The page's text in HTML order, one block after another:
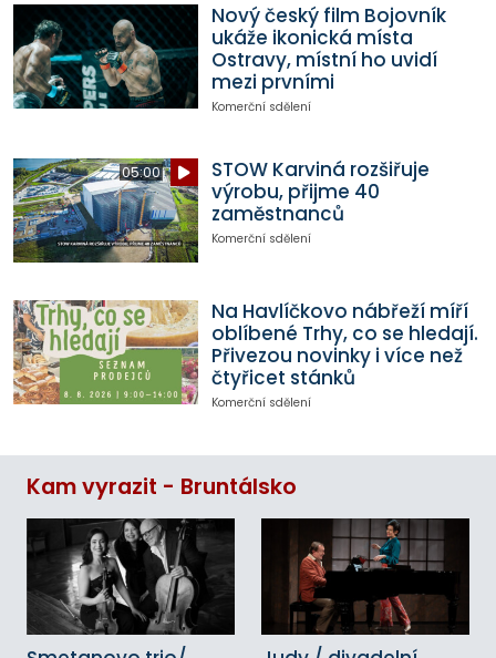
Nový český film Bojovník
ukáže ikonická místa
Ostravy, místní ho uvidí
mezi prvními
Komerční sdělení
05:00
STOW Karviná rozšiřuje
výrobu, přijme 40
zaměstnanců
Komerční sdělení
Na Havlíčkovo nábřeží míří
oblíbené Trhy, co se hledají.
Přivezou novinky i více než
čtyřicet stánků
Komerční sdělení
Kam vyrazit - Bruntálsko